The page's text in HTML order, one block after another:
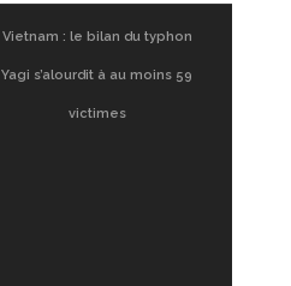
Vietnam : le bilan du typhon
Yagi s’alourdit à au moins 59
victimes